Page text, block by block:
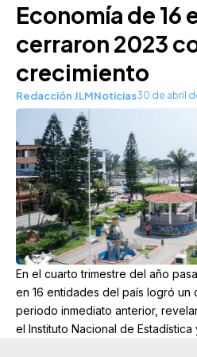
Economía de 16
cerraron 2023
crecimiento
Redacción JLMNoticias30 de abril
En el cuarto trimestre del año
en 16 entidades del país logró un
periodo inmediato anterior,
el Instituto Nacional de